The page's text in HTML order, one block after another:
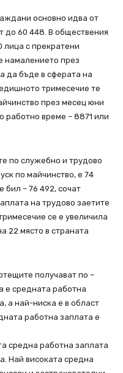
основно идва от
до 60 448. В обществения
лица с прекратени
намалението през
да бъде в сферата на
тримесечие те
през месец юни
работно време – 8871 или
по служебно и трудово
по майчинство, е 74
бил – 76 492, сочат
на трудово заетите
се е увеличила
22 място в страната
получават по –
е средната работна
а най-ниска е в област
работна заплата е
средна работна заплата
Най високата средна